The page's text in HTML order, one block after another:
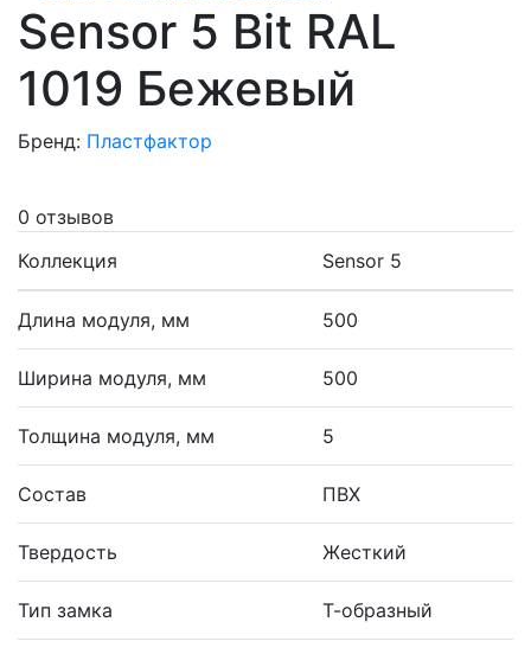
Sensor 5 Bit RAL
1019 Бежевый
Бренд: Пластфактор
0 отзывов
Коллекция
Sensor 5
Длина модуля, мм 500
Ширина модуля, мм 500
Толщина модуля, мм 5
Состав ПВХ
Твердость Жесткий
Тип замка Т-образный